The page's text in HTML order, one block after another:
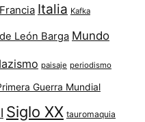
Francia Italia Kafka
León Barga Mundo
paisaje periodismo
Guerra Mundial
Siglo XX tauromaquia